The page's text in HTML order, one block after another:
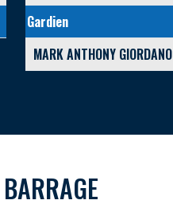
Gardien
MARK ANTHONY GIORDANO